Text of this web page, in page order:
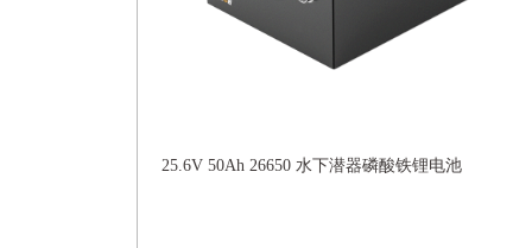
25.6V 50Ah 26650 水下潜器磷酸铁锂电池